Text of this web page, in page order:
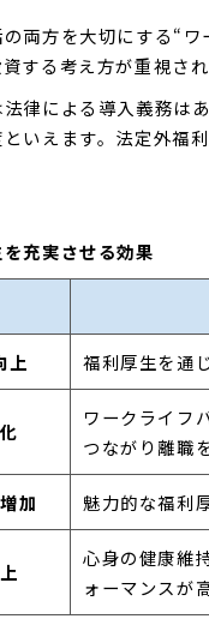
両方を大切にする“
する考え方が重視され
律による導入義務は
いえます。法定外福
充実させる効果
上 福利厚生を通
ワークライフ
つながり離職
加 魅力的な福利
心身の健康維
ォーマンスが